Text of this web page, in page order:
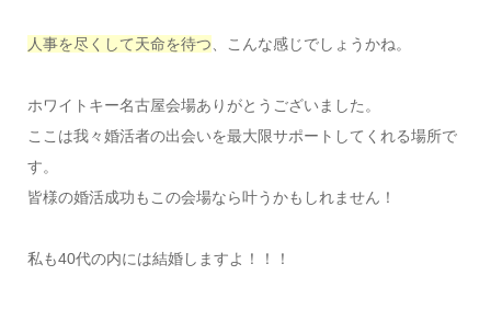
人事を尽くして天命を待つ 、こんな感じでしょうかね。
ホワイトキー名古屋会場ありがとうございました。
ここは我々婚活者の出会いを最大限サポートしてくれる場所で
す。
皆様の婚活成功もこの会場なら叶うかもしれません！
私も40代の内には結婚しますよ！！！